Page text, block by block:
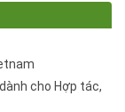
cho Hợp tác,